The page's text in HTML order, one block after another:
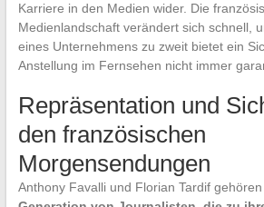
Karriere in den Medien wider. Die
Medienlandschaft verändert sich schnell,
eines Unternehmens zu zweit bietet ein
Anstellung im Fernsehen nicht immer
Repräsentation und
den französischen
Morgensendungen
Anthony Favalli und Florian Tardif